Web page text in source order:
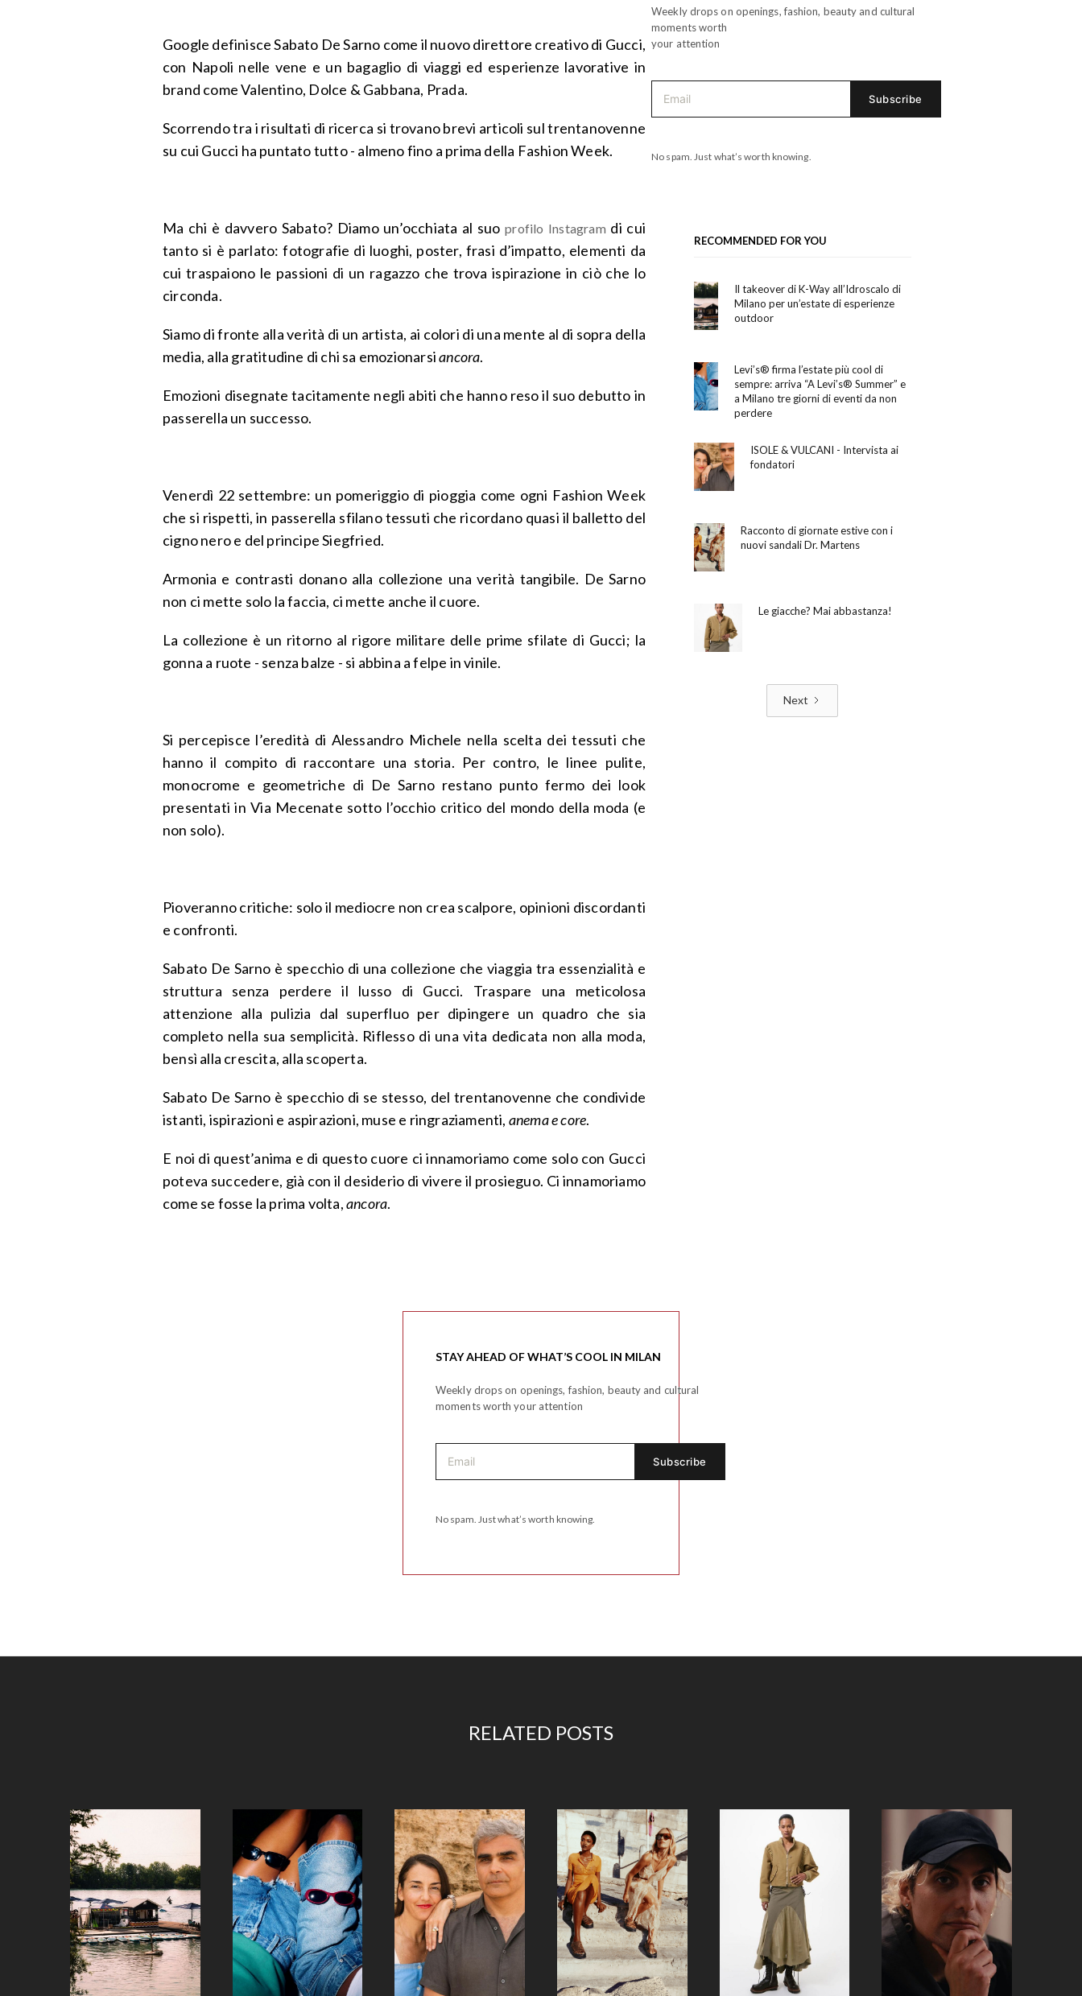
Google definisce Sabato De Sarno come il nuovo direttore creativo di Gucci,
con Napoli nelle vene e un bagaglio di viaggi ed esperienze lavorative in
brand come Valentino, Dolce & Gabbana, Prada.
Scorrendo tra i risultati di ricerca si trovano brevi articoli sul trentanovenne
su cui Gucci ha puntato tutto - almeno fino a prima della Fashion Week.
Ma chi è davvero Sabato? Diamo un’occhiata al suoprofilo Instagram di cui
tanto si è parlato: fotografie di luoghi, poster, frasi d’impatto, elementi da
cui traspaiono le passioni di un ragazzo che trova ispirazione in ciò che lo
circonda.
Siamo di fronte alla verità di un artista, ai colori di una mente al di sopra della
media, alla gratitudine di chi sa emozionarsiancora.
Emozioni disegnate tacitamente negli abiti che hanno reso il suo debutto in
passerella un successo.
Venerdì 22 settembre: un pomeriggio di pioggia come ogni Fashion Week
che si rispetti, in passerella sfilano tessuti che ricordano quasi il balletto del
cigno nero e del principe Siegfried.
Armonia e contrasti donano alla collezione una verità tangibile. De Sarno
non ci mette solo la faccia, ci mette anche il cuore.
La collezione è un ritorno al rigore militare delle prime sfilate di Gucci; la
gonna a ruote - senza balze - si abbina a felpe in vinile.
Si percepisce l’eredità di Alessandro Michele nella scelta dei tessuti che
hanno il compito di raccontare una storia. Per contro, le linee pulite,
monocrome e geometriche di De Sarno restano punto fermo dei look
presentati in Via Mecenate sotto l’occhio critico del mondo della moda (e
non solo).
Pioveranno critiche: solo il mediocre non crea scalpore, opinioni discordanti
e confronti.
Sabato De Sarno è specchio di una collezione che viaggia tra essenzialità e
struttura senza perdere il lusso di Gucci. Traspare una meticolosa
attenzione alla pulizia dal superfluo per dipingere un quadro che sia
completo nella sua semplicità. Riflesso di una vita dedicata non alla moda,
bensì alla crescita, alla scoperta.
Sabato De Sarno è specchio di se stesso, del trentanovenne che condivide
istanti, ispirazioni e aspirazioni, muse e ringraziamenti, anema e core.
E noi di quest’anima e di questo cuore ci innamoriamo come solo con Gucci
poteva succedere, già con il desiderio di vivere il prosieguo. Ci innamoriamo
come se fosse la prima volta,ancora.
Weekly drops on openings, fashion, beauty and cultural
moments worth
your attention
No spam. Just what’s worth knowing.
RECOMMENDED FOR YOU
Il takeover di K-Way all’Idroscalo di
Milano per un’estate di esperienze
outdoor
Levi’s® firma l’estate più cool di
sempre: arriva “A Levi’s® Summer” e
a Milano tre giorni di eventi da non
perdere
ISOLE & VULCANI - Intervista ai
fondatori
Racconto di giornate estive con i
nuovi sandali Dr. Martens
Le giacche? Mai abbastanza!
Next
STAY AHEAD OF WHAT’S COOL IN MILAN
Weekly drops on openings, fashion, beauty and cultural
moments worth your attention
No spam. Just what’s worth knowing.
RELATED POSTS